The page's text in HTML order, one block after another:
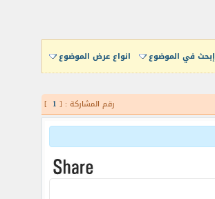
إبحث في الموضوع انواع عرض الموضوع
رقم المشاركة : [ 1
]